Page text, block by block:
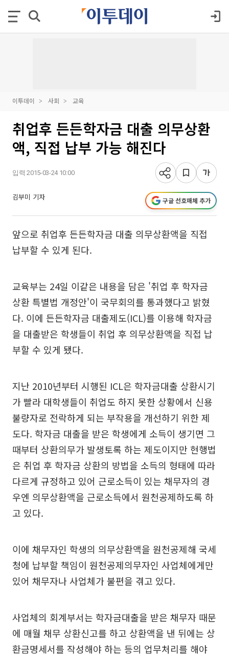
이투데이 사회 교육
취업후 든든학자금 대출 의무상환
액, 직접 납부 가능 해진다
입력 2015-03-24 10:00
김부미 기자 구글 선호매체 추가
앞으로 취업후 든든학자금 대출 의무상환액을 직접
납부할 수 있게 된다.
교육부는 24일 이같은 내용을 담은 '취업 후 학자금
상환 특별법 개정안'이 국무회의를 통과했다고 밝혔
다. 이에 든든학자금 대출제도(ICL)를 이용해 학자금
을 대출받은 학생들이 취업 후 의무상환액을 직접 납
부할 수 있게 됐다.
지난 2010년부터 시행된 ICL은 학자금대출 상환시기
가 빨라 대학생들이 취업도 하지 못한 상황에서 신용
불량자로 전락하게 되는 부작용을 개선하기 위한 제
도다. 학자금 대출을 받은 학생에게 소득이 생기면 그
때부터 상환의무가 발생토록 하는 제도이지만 현행법
은 취업 후 학자금 상환의 방법을 소득의 형태에 따라
다르게 규정하고 있어 근로소득이 있는 채무자의 경
우엔 의무상환액을 근로소득에서 원천공제하도록 하
고 있다.
이에 채무자인 학생의 의무상환액을 원천공제해 국세
청에 납부할 책임이 원천공제의무자인 사업체에게만
있어 채무자나 사업체가 불편을 겪고 있다.
사업체의 회계부서는 학자금대출을 받은 채무자 때문
에 매월 채무 상환신고를 하고 상환액을 낸 뒤에는 상
환금명세서를 작성해야 하는 등의 업무처리를 해야